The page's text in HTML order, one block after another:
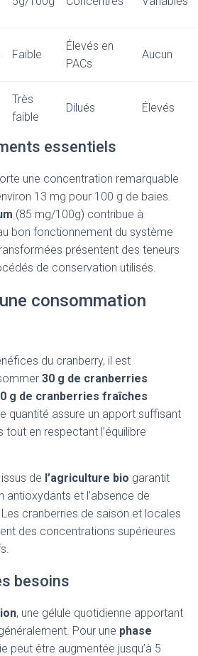
Faible
Élevés en
PACs
Aucun
Très
faible
Dilués Élevés
essentiels
une concentration remarquable
13 mg pour 100 g de baies.
(85 mg/100g) contribue à
bon fonctionnement du système
présentent des teneurs
de conservation utilisés.
consommation
du cranberry, il est
30 g de cranberries
g de cranberries fraîches
quantité assure un apport suffisant
en respectant l’équilibre
de l’agriculture bio garantit
antioxydants et l’absence de
cranberries de saison et locales
des concentrations supérieures
besoins
, une gélule quotidienne apportant
Pour une phase
peut être augmentée jusqu’à 5